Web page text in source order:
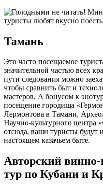
Тамань
Это часто посещаемое
значительной частью всех
пути следования можно
чтобы сравнить быт и
мастеров. А бонусом к
посещение городища
Лермонтова в Тамани,
Научно-культурного центра
отсюда, ваши туристы будут
настоящем казачьем быте.
Авторский
тур по Кубани и